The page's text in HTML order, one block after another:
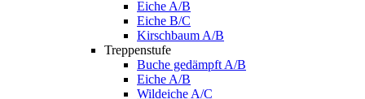
Eiche A/B
Eiche B/C
Kirschbaum A/B
Treppenstufe
Buche gedämpft A/B
Eiche A/B
Wildeiche A/C